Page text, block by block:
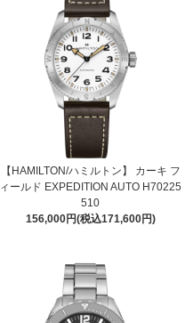
【HAMILTON/ハミルトン】 カーキ フ
ィールド EXPEDITION AUTO H70225
510
156,000円(税込171,600円)